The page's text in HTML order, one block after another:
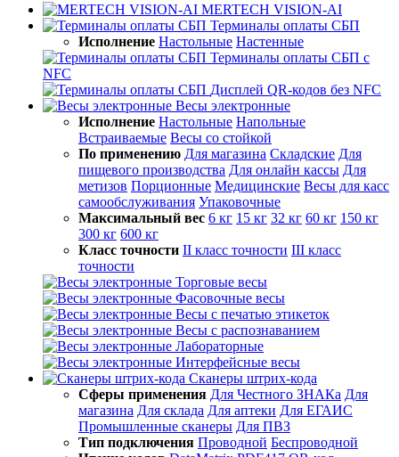
MERTECH VISION-AI
Терминалы оплаты СБП
Исполнение Настольные Настенные
Терминалы оплаты СБП с
NFC
Дисплей QR-кодов без NFC
Весы электронные
Исполнение Настольные Напольные
Встраиваемые Весы со стойкой
По применению Для магазина Складские Для
пищевого производства Для онлайн кассы Для
метизов Порционные Медицинские Весы для касс
самообслуживания Упаковочные
Максимальный вес 6 кг 15 кг 32 кг 60 кг 150 кг
300 кг 600 кг
Класс точности II класс точности III класс
точности
Торговые весы
Фасовочные весы
Весы с печатью этикеток
Весы с распознаванием
Лабораторные
Интерфейсные весы
Сканеры штрих-кода
Сферы применения Для Честного ЗНАКа Для
магазина Для склада Для аптеки Для ЕГАИС
Промышленные сканеры Для ПВЗ
Тип подключения Проводной Беспроводной